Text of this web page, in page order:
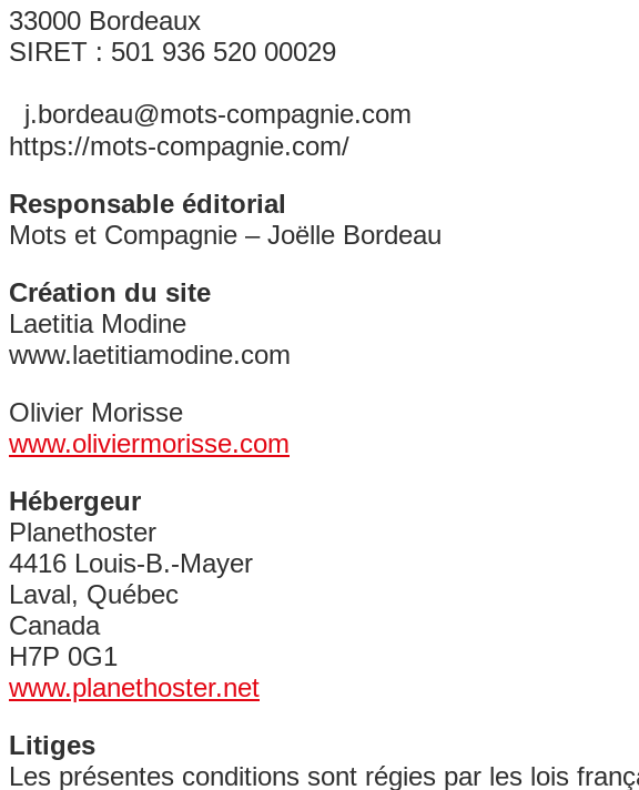
33000 Bordeaux
SIRET : 501 936 520 00029
j.bordeau@mots-compagnie.com
https://mots-compagnie.com/
Responsable éditorial
Mots et Compagnie – Joëlle Bordeau
Création du site
Laetitia Modine
www.laetitiamodine.com
Olivier Morisse
www.oliviermorisse.com
Hébergeur
Planethoster
4416 Louis-B.-Mayer
Laval, Québec
Canada
H7P 0G1
www.planethoster.net
Litiges
Les présentes conditions sont régies par les lois